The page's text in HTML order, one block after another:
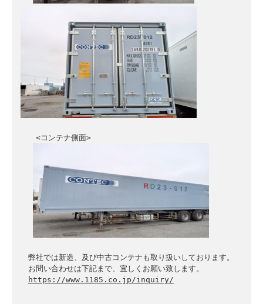
<コンテナ側面>
弊社では新造、及び中古コンテナも取り扱いしております。
お問い合わせは下記まで、宜しくお願い致します。
https://www.1185.co.jp/inquiry/